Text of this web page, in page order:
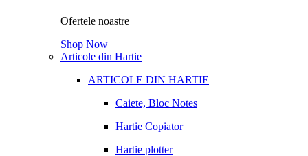
Ofertele noastre
Shop Now
Articole din Hartie
ARTICOLE DIN HARTIE
Caiete, Bloc Notes
Hartie Copiator
Hartie plotter